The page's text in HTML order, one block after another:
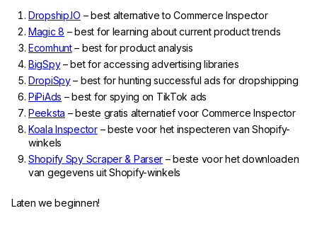
Dropship.IO – best alternative to Commerce Inspector
Magic 8 – best for learning about current product trends
Ecomhunt– best for product analysis
BigSpy– bet for accessing advertising libraries
DropiSpy– best for hunting successful ads for dropshipping
PiPiAds – best for spying on TikTok ads
Peeksta – beste gratis alternatief voor Commerce Inspector
Koala Inspector– beste voor het inspecteren van Shopify-
winkels
Shopify Spy Scraper & Parser – beste voor het downloaden
van gegevens uit Shopify-winkels
Laten we beginnen!